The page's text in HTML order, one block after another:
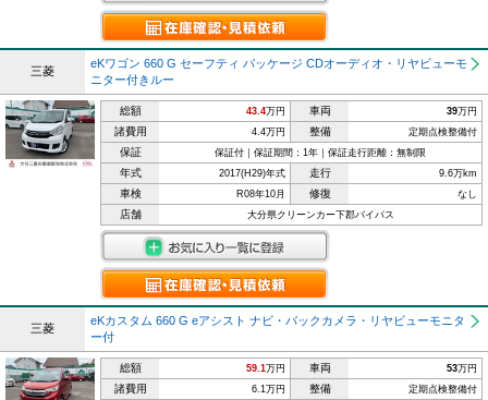
三菱
eKワゴン 660 G セーフティ パッケージ CDオーディオ・リヤビューモ
ニター付きルー
総額 43.4万円 車両 39万円
諸費用 4.4万円 整備 定期点検整備付
保証 保証付｜保証期間：1年｜保証走行距離：無制限
年式 2017(H29)年式 走行 9.6万km
車検 R08年10月 修復 なし
店舗 大分県クリーンカー下郡バイパス
三菱
eKカスタム 660 G eアシスト ナビ・バックカメラ・リヤビューモニタ
ー付
総額 59.1万円 車両 53万円
諸費用 6.1万円 整備 定期点検整備付